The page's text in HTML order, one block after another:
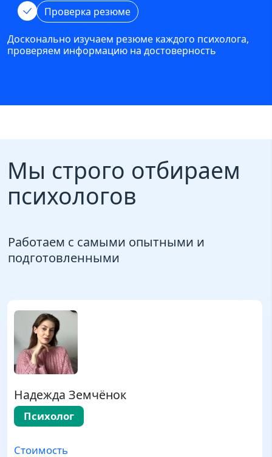
Проверка резюме
Досконально изучаем резюме каждого психолога,
проверяем информацию на достоверность
Мы строго отбираем
психологов
Работаем с самыми опытными и
подготовленными
Надежда Земчёнок
Психолог
Стоимость